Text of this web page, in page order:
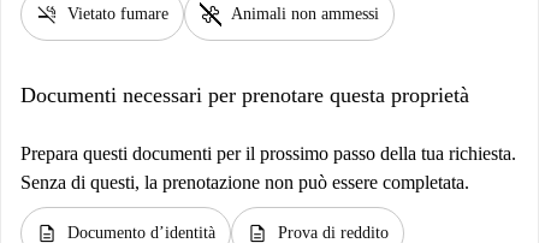
smoke_free Vietato fumare pet_supplies Animali non ammessi
Documenti necessari per prenotare questa proprietà
Prepara questi documenti per il prossimo passo della tua richiesta.
Senza di questi, la prenotazione non può essere completata.
description Documento d’identità description Prova di reddito